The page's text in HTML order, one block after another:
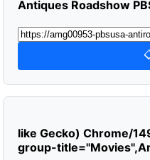
Antiques Roadshow
like Gecko) Chrome/
group-